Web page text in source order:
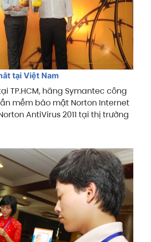
tại Việt Nam
TP.HCM, hãng Symantec công
mềm bảo mật Norton Internet
AntiVirus 2011 tại thị trường